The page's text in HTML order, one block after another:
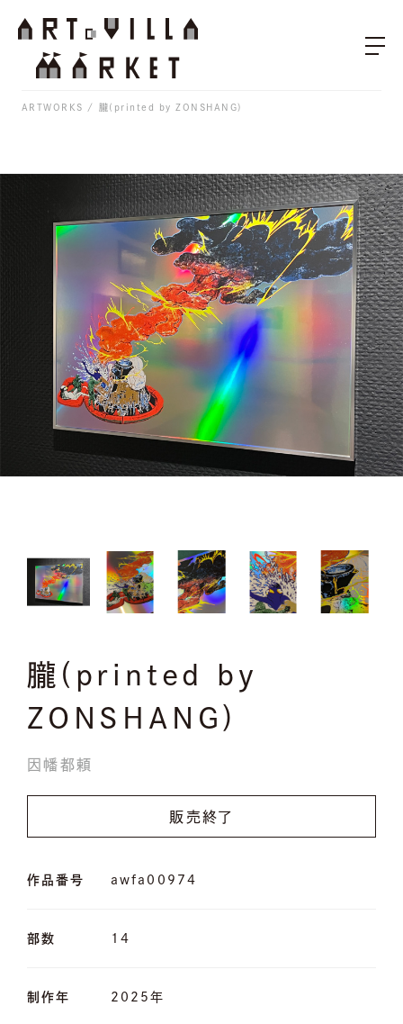
ARTWORKS 朧(printed by ZONSHANG)
朧(printed by
ZONSHANG)
因幡都頼
販売終了
作品番号 awfa00974
部数 14
制作年 2025年